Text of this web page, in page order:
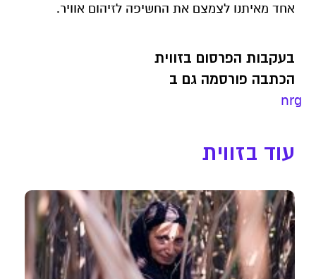
אחד מאיתנו לצמצם את החשיפה לזיהום אוויר.
בעקבות הפרסום בזווית
הכתבה פורסמה גם ב
nrg
עוד בזווית